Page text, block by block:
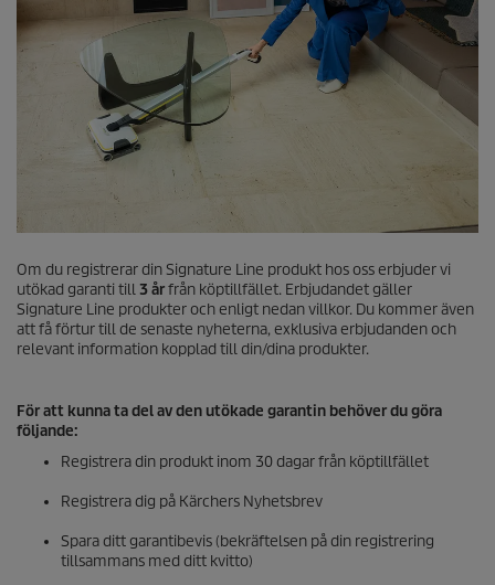
Om du registrerar din Signature Line produkt hos oss erbjuder vi
utökad garanti till 3 årfrån köptillfället. Erbjudandet gäller
Signature Line produkter och enligt nedan villkor. Du kommer även
att få förtur till de senaste nyheterna, exklusiva erbjudanden och
relevant information kopplad till din/dina produkter.
För att kunna ta del av den utökade garantin behöver du göra
följande:
Registrera din produkt inom 30 dagar från köptillfället
Registrera dig på Kärchers Nyhetsbrev
Spara ditt garantibevis (bekräftelsen på din registrering
tillsammans med ditt kvitto)